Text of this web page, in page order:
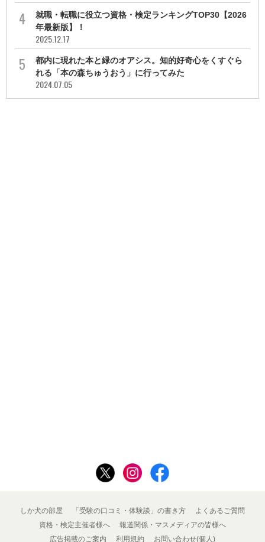
就職・転職に役立つ資格・検定ランキングTOP30【2026
年最新版】！
2025.12.17
都内に現れた本と緑のオアシス。知的好奇心をくすぐら
れる「本の森ちゅうおう」に行ってみた
2024.07.05
しか犬の部屋 「受験の口コミ・体験談」の書き方
よくあるご質問
資格・検定主催者様へ
報道関係・マスメディアの皆様へ
広告掲載のご案内
利用規約 お問い合わせ(個人)